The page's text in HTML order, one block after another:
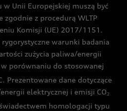
Unii Europejskiej muszą być
z procedurą WLTP
Komisji (UE) 2017/1151.
warunki badania
zużycia paliwa/energii
w porównaniu do stosowanej
Prezentowane dane dotyczące
elektrycznej i emisji CO2
homologacji typu